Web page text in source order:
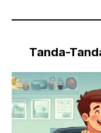
Tanda-